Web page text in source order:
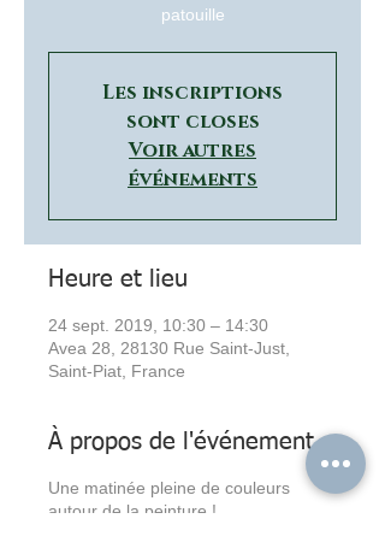
patouille
Les inscriptions
sont closes
Voir autres
événements
Heure et lieu
24 sept. 2019, 10:30 – 14:30
Avea 28, 28130 Rue Saint-Just,
Saint-Piat, France
À propos de l'événement
Une matinée pleine de couleurs
autour de la peinture !